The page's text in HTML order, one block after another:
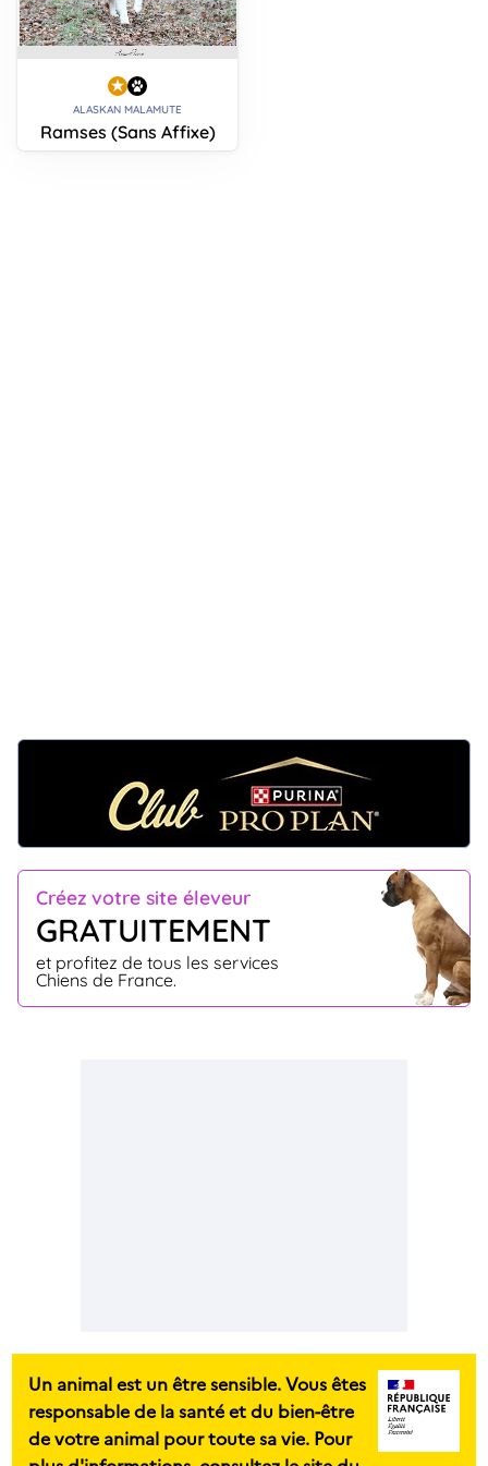
ALASKAN MALAMUTE
Ramses (Sans Affixe)
Créez votre site éleveur
GRATUITEMENT
et profitez de tous les services
Chiens de France.
Un animal est un être sensible. Vous êtes
responsable de la santé et du bien-être
de votre animal pour toute sa vie. Pour